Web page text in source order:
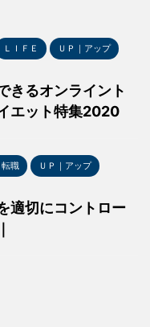
ＬＩＦＥ ＵＰ｜アップ
きるオンライント
エット特集2020
職 ＵＰ｜アップ
適切にコントロー